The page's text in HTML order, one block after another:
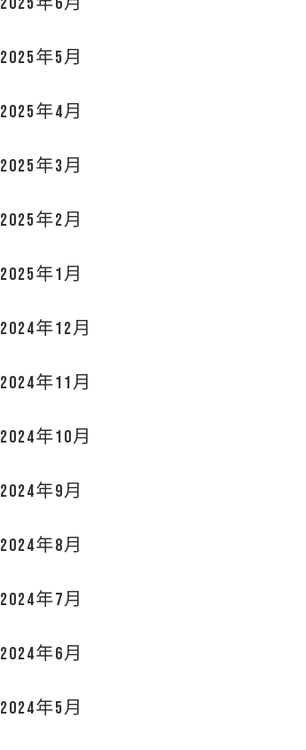
2025年5月
2025年4月
2025年3月
2025年2月
2025年1月
2024年12月
2024年11月
2024年10月
2024年9月
2024年8月
2024年7月
2024年6月
2024年5月